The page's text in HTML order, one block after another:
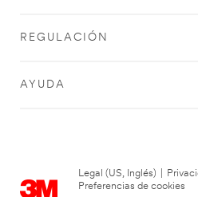
REGULACIÓN
AYUDA
Legal (US, Inglés)
Preferencias de cookies